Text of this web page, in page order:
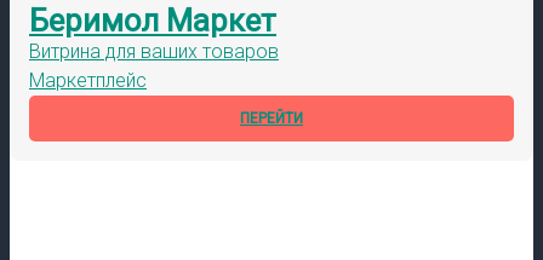
Беримол Маркет
Витрина для ваших товаров
Маркетплейс
ПЕРЕЙТИ